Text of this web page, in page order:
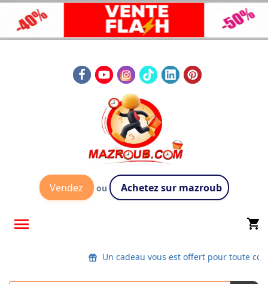
Vendez ou Achetez sur mazroub
 shopping_cart
Un cadeau vous est offert pour toute